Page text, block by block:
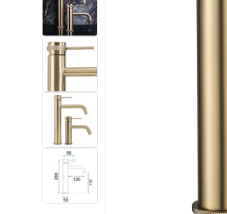
Sanitas, lavatórios
Lava-louças e lavatórios de casa
de banho
Cabinas de duche de casa de
banho
Misturadores de casa de banho